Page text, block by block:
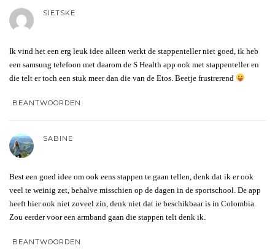
SIETSKE
Ik vind het een erg leuk idee alleen werkt de stappenteller niet goed, ik heb
een samsung telefoon met daarom de S Health app ook met stappenteller en
die telt er toch een stuk meer dan die van de Etos. Beetje frustrerend
BEANTWOORDEN
SABINE
Best een goed idee om ook eens stappen te gaan tellen, denk dat ik er ook
veel te weinig zet, behalve misschien op de dagen in de sportschool. De app
heeft hier ook niet zoveel zin, denk niet dat ie beschikbaar is in Colombia.
Zou eerder voor een armband gaan die stappen telt denk ik.
BEANTWOORDEN